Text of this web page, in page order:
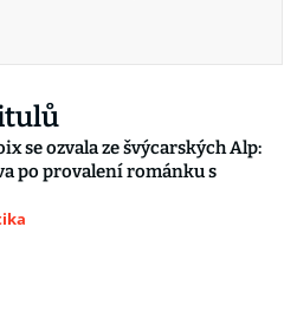
se ozvala ze švýcarských Alp:
po provalení románku s